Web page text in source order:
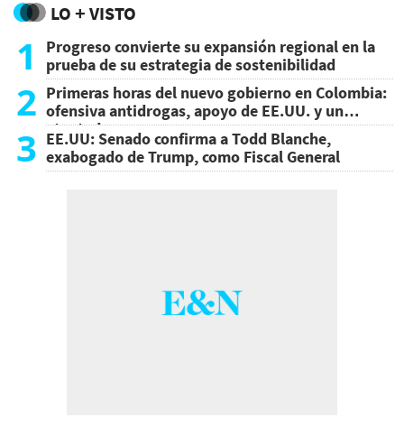
LO + VISTO
1
Progreso convierte su expansión regional en la
prueba de su estrategia de sostenibilidad
2 Primeras horas del nuevo gobierno en Colombia:
ofensiva antidrogas, apoyo de EE.UU. y un
atentado
3 EE.UU: Senado confirma a Todd Blanche,
exabogado de Trump, como Fiscal General